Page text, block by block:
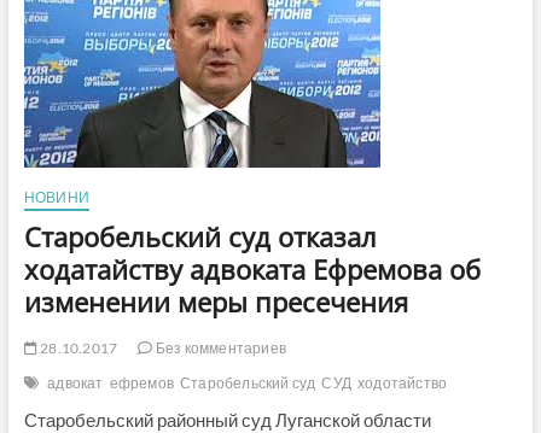
отменил
домашний
арест
и
ему
вернут
загранпаспорта
НОВИНИ
Старобельский суд отказал
ходатайству адвоката Ефремова об
изменении меры пресечения
28.10.2017
Без комментариев
адвокат ефремов Старобельский суд СУД ходотайство
Старобельский районный суд Луганской области